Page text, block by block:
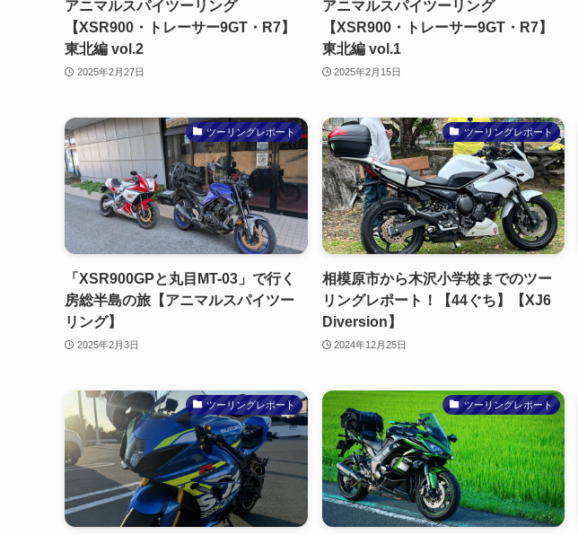
アニマルスパイツーリング
【XSR900・トレーサー9GT・R7】
東北編 vol.2
2025年2月27日
アニマルスパイツーリング
【XSR900・トレーサー9GT・R7】
東北編 vol.1
2025年2月15日
ツーリングレポート
「XSR900GPと丸目MT-03」で行く
房総半島の旅【アニマルスパイツー
リング】
2025年2月3日
ツーリングレポート
相模原市から木沢小学校までのツー
リングレポート！【44ぐち】【XJ6
Diversion】
2024年12月25日
ツーリングレポート ツーリングレポート